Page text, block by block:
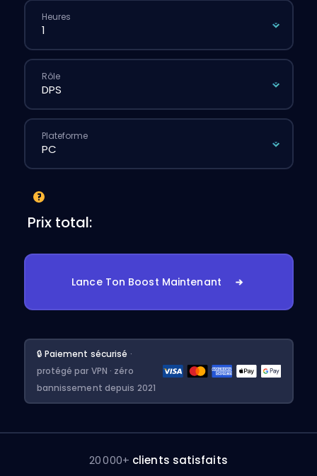
Heures
Rôle
Plateforme
Prix total:
Lance Ton Boost Maintenant
🔒 Paiement sécurisé ·
protégé par VPN · zéro
bannissement depuis 2021
20 000+ clients satisfaits